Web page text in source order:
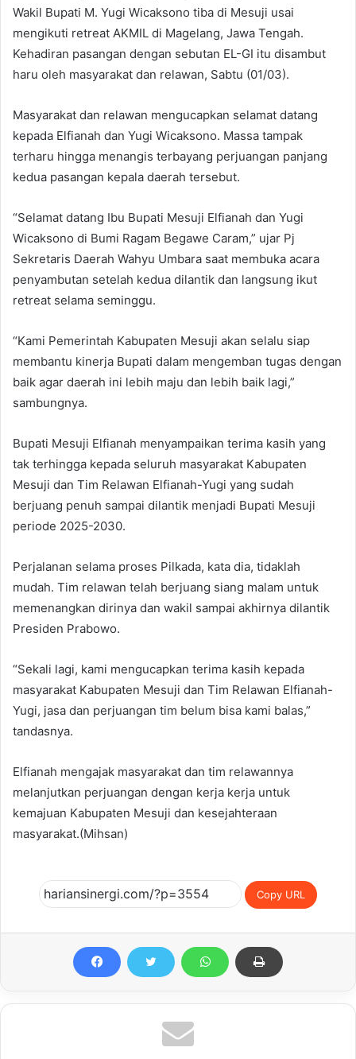
Wakil Bupati M. Yugi Wicaksono tiba di Mesuji usai
mengikuti retreat AKMIL di Magelang, Jawa Tengah.
Kehadiran pasangan dengan sebutan EL-GI itu disambut
haru oleh masyarakat dan relawan, Sabtu (01/03).
Masyarakat dan relawan mengucapkan selamat datang
kepada Elfianah dan Yugi Wicaksono. Massa tampak
terharu hingga menangis terbayang perjuangan panjang
kedua pasangan kepala daerah tersebut.
“Selamat datang Ibu Bupati Mesuji Elfianah dan Yugi
Wicaksono di Bumi Ragam Begawe Caram,” ujar Pj
Sekretaris Daerah Wahyu Umbara saat membuka acara
penyambutan setelah kedua dilantik dan langsung ikut
retreat selama seminggu.
“Kami Pemerintah Kabupaten Mesuji akan selalu siap
membantu kinerja Bupati dalam mengemban tugas dengan
baik agar daerah ini lebih maju dan lebih baik lagi,”
sambungnya.
Bupati Mesuji Elfianah menyampaikan terima kasih yang
tak terhingga kepada seluruh masyarakat Kabupaten
Mesuji dan Tim Relawan Elfianah-Yugi yang sudah
berjuang penuh sampai dilantik menjadi Bupati Mesuji
periode 2025-2030.
Perjalanan selama proses Pilkada, kata dia, tidaklah
mudah. Tim relawan telah berjuang siang malam untuk
memenangkan dirinya dan wakil sampai akhirnya dilantik
Presiden Prabowo.
“Sekali lagi, kami mengucapkan terima kasih kepada
masyarakat Kabupaten Mesuji dan Tim Relawan Elfianah-
Yugi, jasa dan perjuangan tim belum bisa kami balas,”
tandasnya.
Elfianah mengajak masyarakat dan tim relawannya
melanjutkan perjuangan dengan kerja kerja untuk
kemajuan Kabupaten Mesuji dan kesejahteraan
masyarakat.(Mihsan)
Copy URL